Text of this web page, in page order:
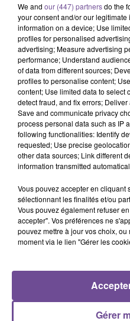
Une entreprise de Limoges
administrative (H/F). Vos
professionnels et
contractuels de l'ensemble
bon financement des
organismes financeurs.
informations reçues aux
Référence de l’offre Pôle
RADIO
We and our (447) partnersdo the
your consent and/or our
information on a device; Use
profiles for personalised
advertising; Measure advertising
performance; Understand
of data from different sources;
profiles to personalise content;
content; Use limited data to select
detect fraud, and fix errors;
Save and communicate privacy
process personal data such as IP
following functionalities: Identify
requested; Use precise
other data sources; Link different
information transmitted
Vous pouvez accepter en cliquant
sélectionnant les finalités et/ou
Vous pouvez également refuser
accepter". Vos préférences ne
pouvez mettre à jour vos choix,
moment via le lien "Gérer les
Gérer